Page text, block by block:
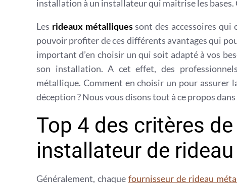
installation à un installateur qui maitrise les
Les rideaux métalliquessont des accessoires qui
pouvoir profiter de ces différents avantages qui
important d’en choisir un qui soit adapté à vos
son installation. A cet effet, des
métallique. Comment en choisir un pour assurer
déception ? Nous vous disons tout à ce propos
Top 4 des critères de
installateur de
Généralement, chaque fournisseur de rideau